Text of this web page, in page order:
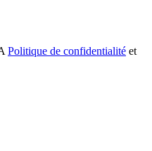
Politique de confidentialité et